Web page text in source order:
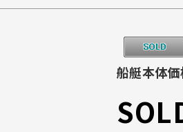
船艇本体